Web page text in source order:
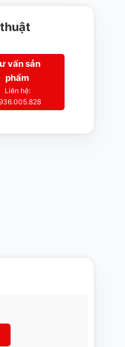
vấn sản
phẩm
Liên hệ: